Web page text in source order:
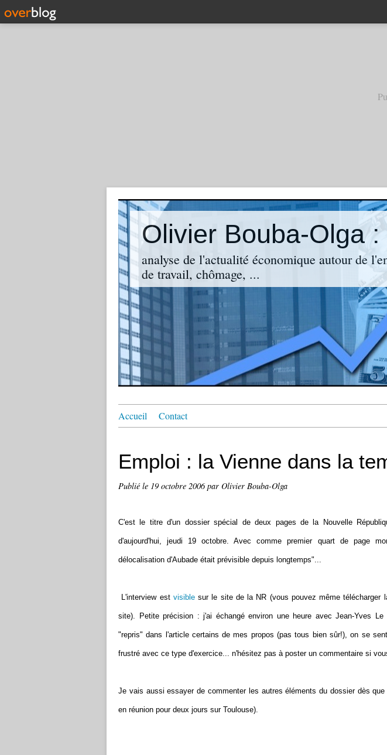
analyse de l'actualité économique autour de
de travail, chômage, ...
Accueil Contact
Emploi : la Vienne dans la
Publié le 19 octobre 2006par Olivier Bouba-Olga
C'est le titre d'un dossier spécial de deux pages de la Nouvelle
d'aujourd'hui, jeudi 19 octobre. Avec comme premier quart de page
délocalisation d'Aubade était prévisible depuis longtemps"...
L'interview est visiblesur le site de la NR (vous pouvez même télécharger
site). Petite précision : j'ai échangé environ une heure avec Jean-Yves
"repris" dans l'article certains de mes propos (pas tous bien sûr!), on se
frustré avec ce type d'exercice... n'hésitez pas à poster un commentaire si
Je vais aussi essayer de commenter les autres éléments du dossier dès
en réunion pour deux jours sur Toulouse).